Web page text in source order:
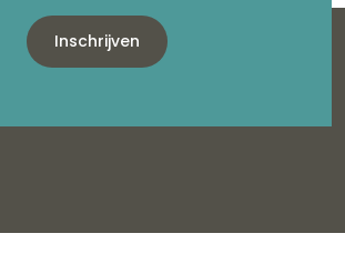
Inschrijven